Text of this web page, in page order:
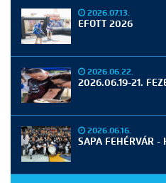
2026.07.13.
EFOTT 2026
2026.06.22.
2026.06.19-21.
2026.06.16.
SAPA FEHÉRVÁR -